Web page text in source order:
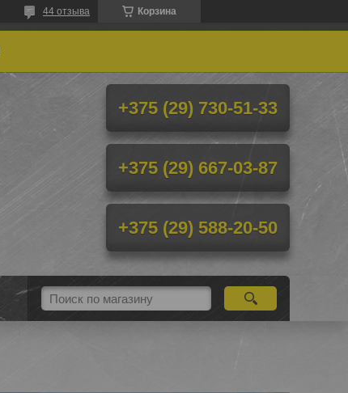
Корзина
44 отзыва
+375 (29) 730-51-33
+375 (29) 667-03-87
+375 (29) 588-20-50